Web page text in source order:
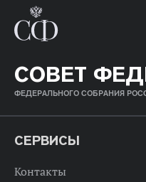
СОВЕТ
ФЕДЕРАЛЬНОГО СОБРАНИЯ
СЕРВИСЫ
Контакты